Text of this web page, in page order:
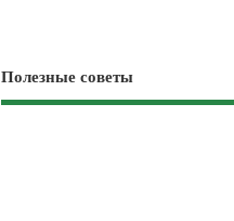
Полезные советы